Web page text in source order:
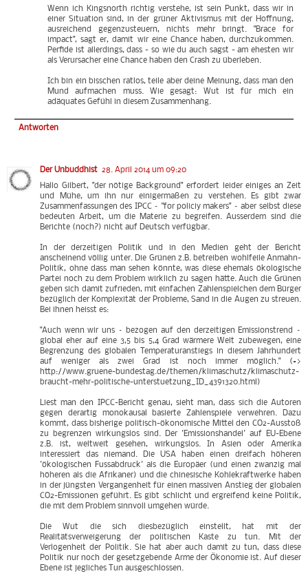
Wenn ich Kingsnorth richtig verstehe, ist sein Punkt, dass wir in
einer Situation sind, in der grüner Aktivismus mit der Hoffnung,
ausreichend gegenzusteuern, nichts mehr bringt. "Brace for
impact", sagt er, damit wir eine Chance haben, durchzukommen.
Perfide ist allerdings, dass - so wie du auch sagst - am ehesten wir
als Verursacher eine Chance haben den Crash zu überleben.
Ich bin ein bisschen ratlos, teile aber deine Meinung, dass man den
Mund aufmachen muss. Wie gesagt: Wut ist für mich ein
adäquates Gefühl in diesem Zusammenhang.
Antworten
Der Unbuddhist 28. April 2014 um 09:20
Hallo Gilbert, "der nötige Background" erfordert leider einiges an Zeit
und Mühe, um ihn nur einigermaßen zu verstehen. Es gibt zwar
Zusammenfassungen des IPCC – "for policiy makers" – aber selbst diese
bedeuten Arbeit, um die Materie zu begreifen. Ausserdem sind die
Berichte (noch?) nicht auf Deutsch verfügbar.
In der derzeitigen Politik und in den Medien geht der Bericht
anscheinend völlig unter. Die Grünen z.B. betreiben wohlfeile Anmahn-
Politik, ohne dass man sehen könnte, was diese ehemals ökologische
Partei noch zu dem Problem wirklich zu sagen hätte. Auch die Grünen
geben sich damit zufrieden, mit einfachen Zahlenspielchen dem Bürger
bezüglich der Komplexität der Probleme, Sand in die Augen zu streuen.
Bei ihnen heisst es:
"Auch wenn wir uns – bezogen auf den derzeitigen Emissionstrend –
global eher auf eine 3,5 bis 5,4 Grad wärmere Welt zubewegen, eine
Begrenzung des globalen Temperaturanstiegs in diesem Jahrhundert
auf weniger als zwei Grad ist noch immer möglich." (=>
http://www.gruene-bundestag.de/themen/klimaschutz/klimaschutz-
braucht-mehr-politische-unterstuetzung_ID_4391320.html)
Liest man den IPCC-Bericht genau, sieht man, dass sich die Autoren
gegen derartig monokausal basierte Zahlenspiele verwehren. Dazu
kommt, dass bisherige politisch-ökonomische Mittel den CO2-Ausstoß
zu begrenzen wirkungslos sind. Der 'Emissionshandel' auf EU-Ebene
z.B. ist, weltweit gesehen, wirkungslos. In Asien oder Amerika
interessiert das niemand. Die USA haben einen dreifach höheren
'ökologischen Fussabdruck' als die Europäer (und einen zwanzig mal
höheren als die Afrikaner) und die chinesische Kohlekraftwerke haben
in der jüngsten Vergangenheit für einen massiven Anstieg der globalen
CO2-Emissionen geführt. Es gibt schlicht und ergreifend keine Politik,
die mit dem Problem sinnvoll umgehen würde.
Die Wut die sich diesbezüglich einstellt, hat mit der
Realitätsverweigerung der politischen Kaste zu tun. Mit der
Verlogenheit der Politik. Sie hat aber auch damit zu tun, dass diese
Politik nur noch der gesetzgebende Arme der Ökonomie ist. Auf dieser
Ebene ist jegliches Tun ausgeschlossen.